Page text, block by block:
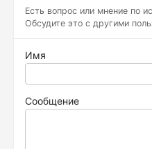
Есть вопрос или мнение по
Обсудите это с другими
Имя
Сообщение